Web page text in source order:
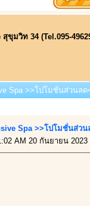
ขุมวิท 34 (Tel.095-
Spa >>โปโมชั่นส่วนล
Spa >>โปโมชั่นส่วน
AM 20 กันยายน 2023